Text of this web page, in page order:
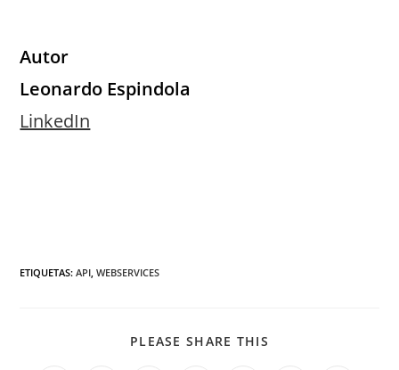
Autor
Leonardo Espindola
LinkedIn
ETIQUETAS:API, WEBSERVICES
PLEASE SHARE THIS